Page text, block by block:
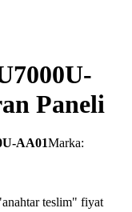
Paneli
AA01Marka:
teslim" fiyat